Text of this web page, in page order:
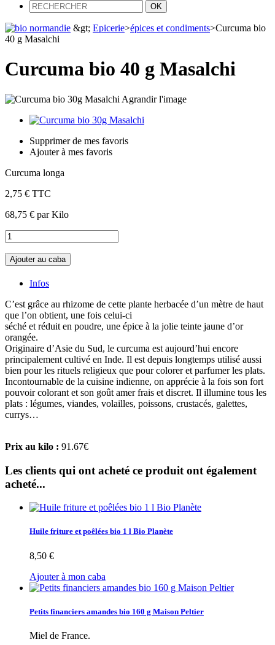
&gt; Epicerie>épices et condiments>Curcuma bio
40 g Masalchi
Curcuma bio 40 g Masalchi
Agrandir l'image
Supprimer de mes favoris
Ajouter à mes favoris
Curcuma longa
2,75 € TTC
68,75 € par Kilo
Ajouter au caba
Infos
C’est grâce au rhizome de cette plante herbacée d’un mètre de haut
que l’on obtient, une fois celui-ci
séché et réduit en poudre, une épice à la jolie teinte jaune d’or
orangée.
Originaire d’Asie du Sud, le curcuma est aujourd’hui encore
principalement cultivé en Inde. Il est depuis longtemps utilisé aussi
bien pour les rituels religieux que pour colorer et parfumer les plats.
Incontournable de la cuisine indienne, on apprécie à la fois son fort
pouvoir colorant et son goût amer frais et discret. Il illumine tous les
plats : légumes, viandes, volailles, poissons, crustacés, galettes,
currys…
Prix au kilo : 91.67€
Les clients qui ont acheté ce produit ont également
acheté...
Huile friture et poêlées bio 1 l Bio Planète
8,50 €
Ajouter à mon caba
Petits financiers amandes bio 160 g Maison Peltier
Miel de France.